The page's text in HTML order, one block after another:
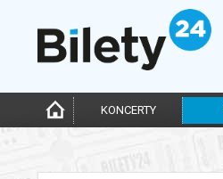
KONCERTY